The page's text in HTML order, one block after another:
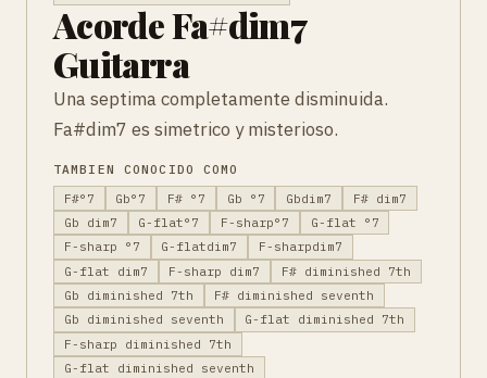
Acorde Fa#dim7
Guitarra
Una septima completamente disminuida.
Fa#dim7 es simetrico y misterioso.
TAMBIEN CONOCIDO COMO
F#°7
Gb°7 F# °7 Gb °7 Gbdim7
F# dim7
Gb dim7
G-flat°7 F-sharp°7
G-flat °7
F-sharp °7
G-flatdim7
F-sharpdim7
G-flat dim7
F-sharp dim7
F# diminished 7th
Gb diminished 7th
F# diminished seventh
Gb diminished seventh
G-flat diminished 7th
F-sharp diminished 7th
G-flat diminished seventh